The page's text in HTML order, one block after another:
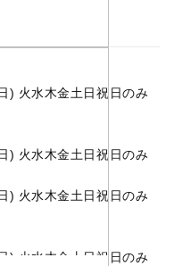
火水木金土日祝日のみ
火水木金土日祝日のみ
火水木金土日祝日のみ
火水木金土日祝日のみ